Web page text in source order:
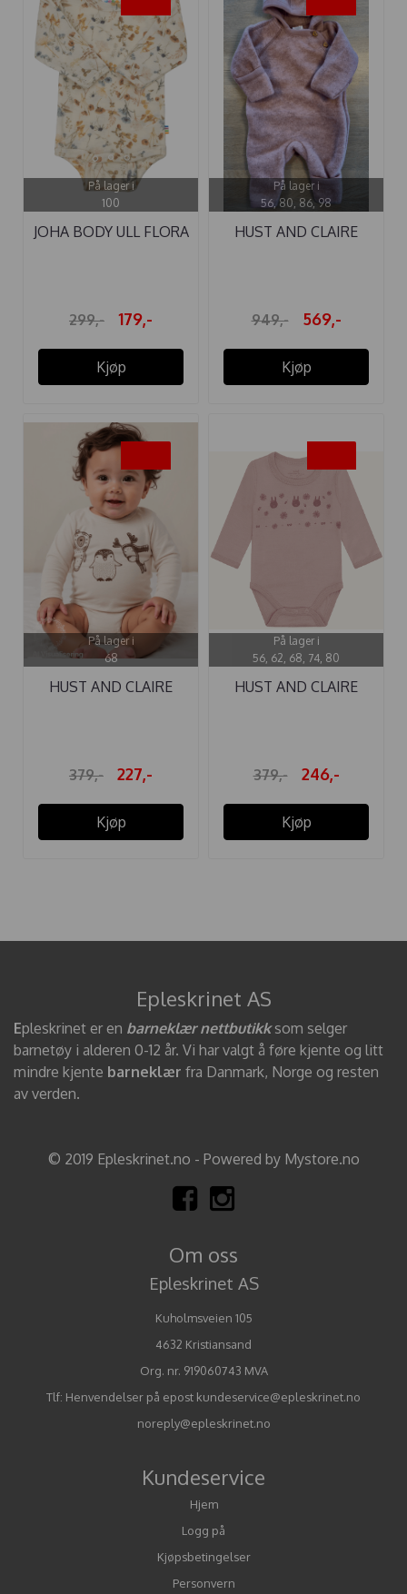
På lager i
100
JOHA BODY ULL FLORA
299,- 179,-
Kjøp
På lager i
56, 80, 86, 98
HUST AND CLAIRE
949,- 569,-
Kjøp
På lager i
68
HUST AND CLAIRE
379,- 227,-
Kjøp
På lager i
56, 62, 68, 74, 80
HUST AND CLAIRE
379,- 246,-
Kjøp
Epleskrinet AS
Epleskrinet er en barneklær nettbutikksom selger
barnetøy i alderen 0-12 år. Vi har valgt å føre kjente og litt
mindre kjente barneklær fra Danmark, Norge og resten
av verden.
© 2019 Epleskrinet.no - Powered by Mystore.no
Om oss
Epleskrinet AS
Kuholmsveien 105
4632 Kristiansand
Org. nr. 919060743 MVA
Tlf: Henvendelser på epost kundeservice@epleskrinet.no
noreply@epleskrinet.no
Kundeservice
Hjem
Logg på
Kjøpsbetingelser
Personvern